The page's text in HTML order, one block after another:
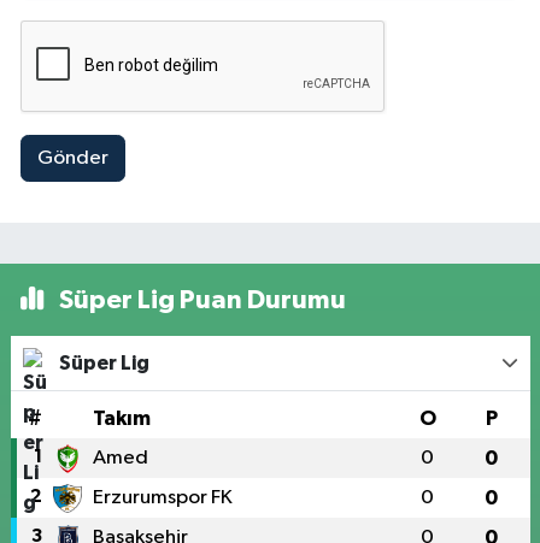
Gönder
Süper Lig Puan Durumu
Süper Lig
# Takım O P
1 Amed 0 0
2 Erzurumspor FK 0 0
3 Başakşehir 0 0